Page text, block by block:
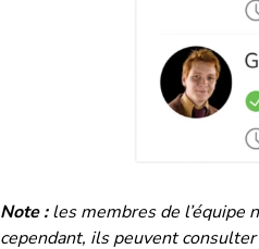
Note :les membres de l’équipe
cependant, ils peuvent